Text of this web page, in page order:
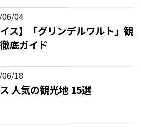
04
イス】「グリンデルワルト」観
底ガイド
18
人気の観光地 15選